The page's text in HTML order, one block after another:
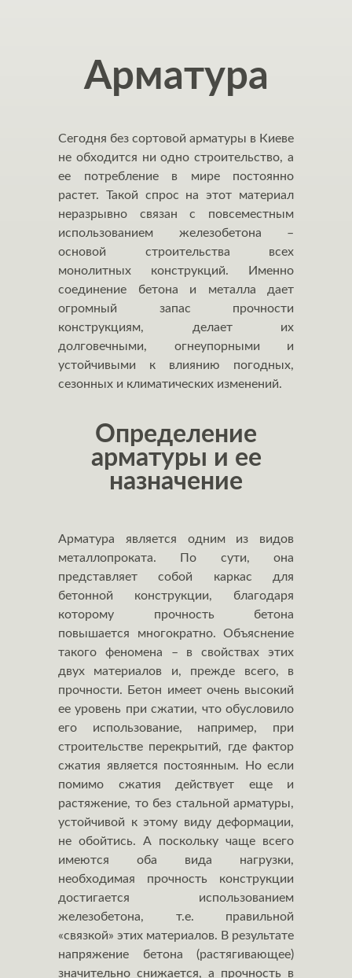
Арматура
Сегодня без сортовой арматуры в Киеве
не обходится ни одно строительство, а
ее потребление в мире постоянно
растет. Такой спрос на этот материал
неразрывно связан с повсеместным
использованием железобетона –
основой строительства всех
монолитных конструкций. Именно
соединение бетона и металла дает
огромный запас прочности
конструкциям, делает их
долговечными, огнеупорными и
устойчивыми к влиянию погодных,
сезонных и климатических изменений.
Определение
арматуры и ее
назначение
Арматура является одним из видов
металлопроката. По сути, она
представляет собой каркас для
бетонной конструкции, благодаря
которому прочность бетона
повышается многократно. Объяснение
такого феномена – в свойствах этих
двух материалов и, прежде всего, в
прочности. Бетон имеет очень высокий
ее уровень при сжатии, что обусловило
его использование, например, при
строительстве перекрытий, где фактор
сжатия является постоянным. Но если
помимо сжатия действует еще и
растяжение, то без стальной арматуры,
устойчивой к этому виду деформации,
не обойтись. А поскольку чаще всего
имеются оба вида нагрузки,
необходимая прочность конструкции
достигается использованием
железобетона, т.е. правильной
«связкой» этих материалов. В результате
напряжение бетона (растягивающее)
значительно снижается, а прочность в